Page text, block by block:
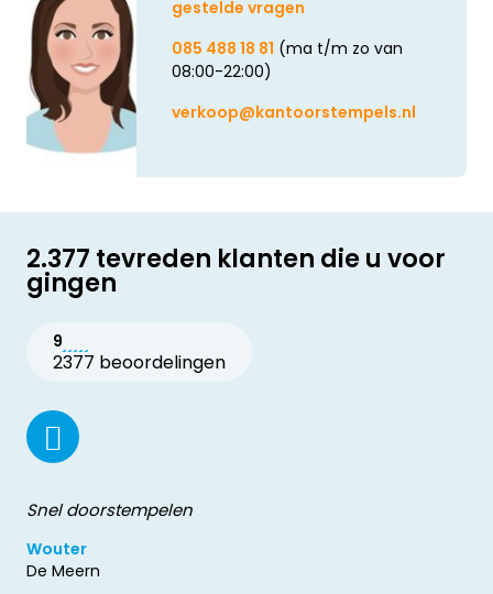
gestelde vragen
085 488 18 81 (ma t/m zo van
08:00-22:00)
verkoop@kantoorstempels.nl
2.377 tevreden klanten die u voor
gingen
9
2377 beoordelingen
Snel doorstempelen
Wouter
De Meern